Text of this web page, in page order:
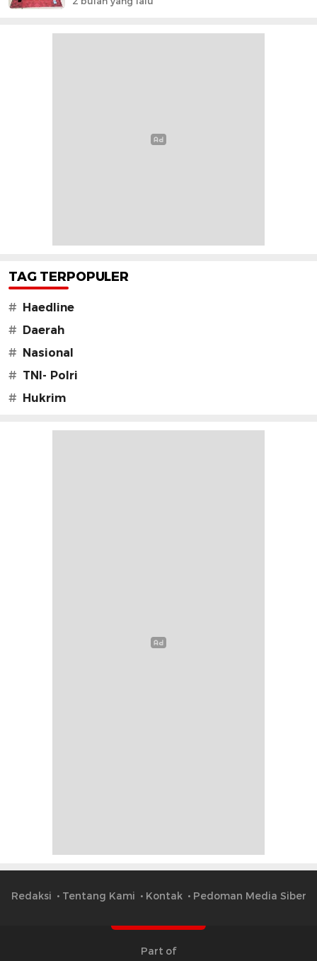
TAG TERPOPULER
# Haedline
# Daerah
# Nasional
# TNI- Polri
# Hukrim
Redaksi Tentang Kami Kontak Pedoman Media Siber
Part of